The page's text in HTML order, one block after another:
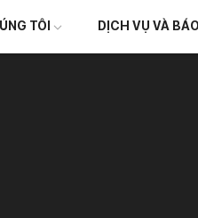
TÔI DỊCH VỤ VÀ